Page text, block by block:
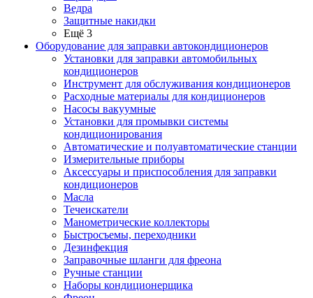
Ведра
Защитные накидки
Ещё 3
Оборудование для заправки автокондиционеров
Установки для заправки автомобильных
кондиционеров
Инструмент для обслуживания кондиционеров
Расходные материалы для кондиционеров
Насосы вакуумные
Установки для промывки системы
кондиционирования
Автоматические и полуавтоматические станции
Измерительные приборы
Аксессуары и приспособления для заправки
кондиционеров
Масла
Течеискатели
Манометрические коллекторы
Быстросъемы, переходники
Дезинфекция
Заправочные шланги для фреона
Ручные станции
Наборы кондиционерщика